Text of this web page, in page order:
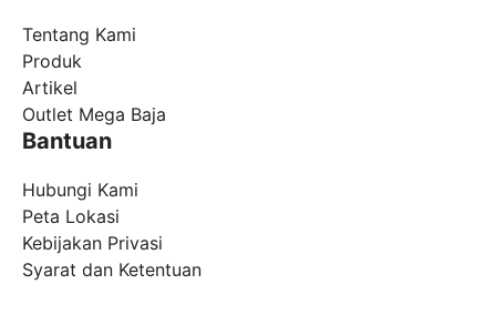
Tentang Kami
Produk
Artikel
Outlet Mega Baja
Bantuan
Hubungi Kami
Peta Lokasi
Kebijakan Privasi
Syarat dan Ketentuan